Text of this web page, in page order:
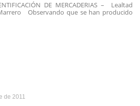
DE MERCADERIAS – Lealtad
Observando que se han producido
de 2011